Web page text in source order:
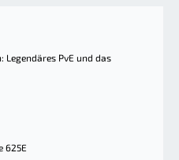
PvE und das
625E